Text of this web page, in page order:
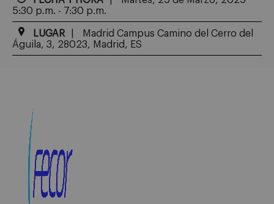
5:30 p.m. - 7:30 p.m.
LUGAR
Madrid Campus Camino del Cerro del
Águila, 3, 28023, Madrid, ES